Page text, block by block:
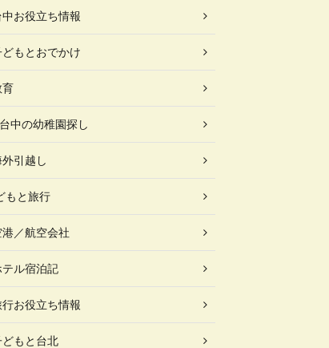
中お役立ち情報
どもとおでかけ
育
台中の幼稚園探し
引越し
もと旅行
港／航空会社
テル宿泊記
行お役立ち情報
どもと台北